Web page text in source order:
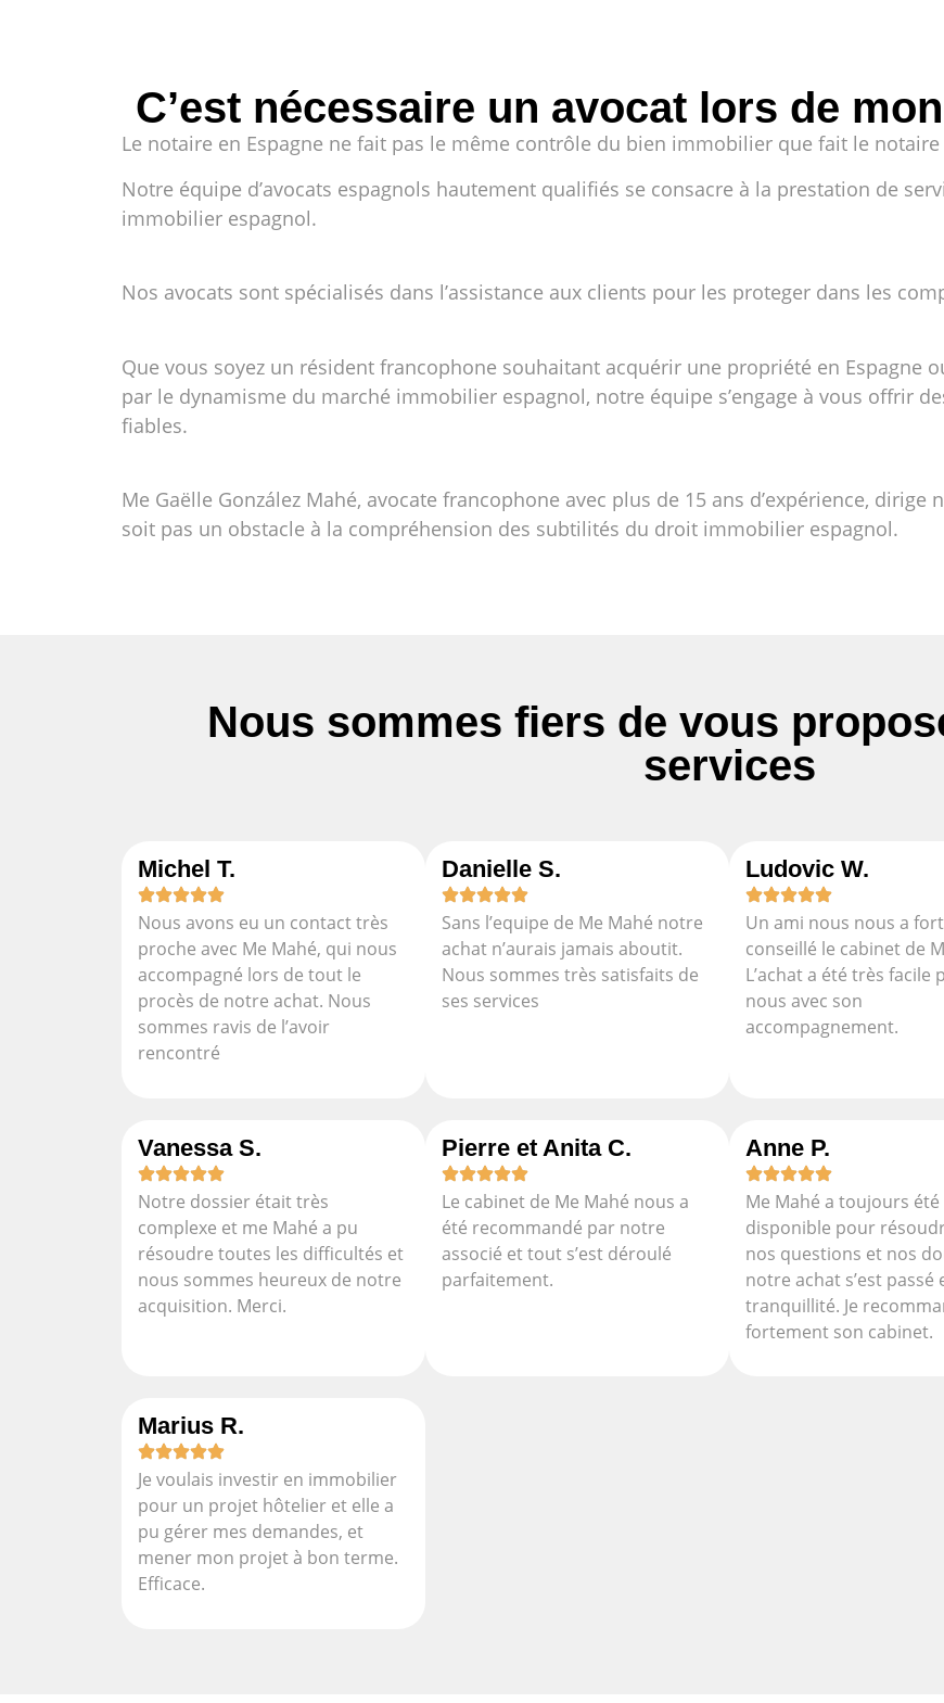
C’est nécessaire un avocat lors de
Le notaire en Espagne ne fait pas le même contrôle du bien immobilier que fait le notaire
Notre équipe d’avocats espagnols hautement qualifiés se consacre à la prestation de
immobilier espagnol.
Nos avocats sont spécialisés dans l’assistance aux clients pour les proteger dans les
Que vous soyez un résident francophone souhaitant acquérir une propriété en Espagne
par le dynamisme du marché immobilier espagnol, notre équipe s’engage à vous offrir
fiables.
Me Gaëlle González Mahé, avocate francophone avec plus de 15 ans d’expérience,
soit pas un obstacle à la compréhension des subtilités du droit immobilier espagnol.
Nous sommes fiers de vous
services
Michel T.
Nous avons eu un contact très
proche avec Me Mahé, qui nous
accompagné lors de tout le
procès de notre achat. Nous
sommes ravis de l’avoir
rencontré
Danielle S.
Sans l’equipe de Me Mahé notre
achat n’aurais jamais aboutit.
Nous sommes très satisfaits de
ses services
Ludovic W.
Un ami nous nous a
conseillé le cabinet de
L’achat a été très facile
nous avec son
accompagnement.
Vanessa S.
Notre dossier était très
complexe et me Mahé a pu
résoudre toutes les difficultés et
nous sommes heureux de notre
acquisition. Merci.
Pierre et Anita C.
Le cabinet de Me Mahé nous a
été recommandé par notre
associé et tout s’est déroulé
parfaitement.
Anne P.
Me Mahé a toujours été
disponible pour
nos questions et nos
notre achat s’est passé
tranquillité. Je
fortement son cabinet.
Marius R.
Je voulais investir en immobilier
pour un projet hôtelier et elle a
pu gérer mes demandes, et
mener mon projet à bon terme.
Efficace.